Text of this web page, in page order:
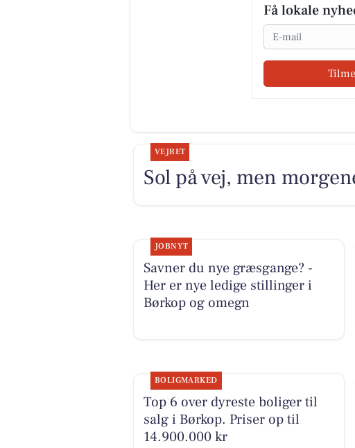
Få lokale
Email
VEJRET
Sol på vej, men
JOBNYT
Savner du nye græsgange? -
Her er nye ledige stillinger i
Børkop og omegn
BOLIGMARKED
Top 6 over dyreste boliger til
salg i Børkop. Priser op til
14.900.000 kr